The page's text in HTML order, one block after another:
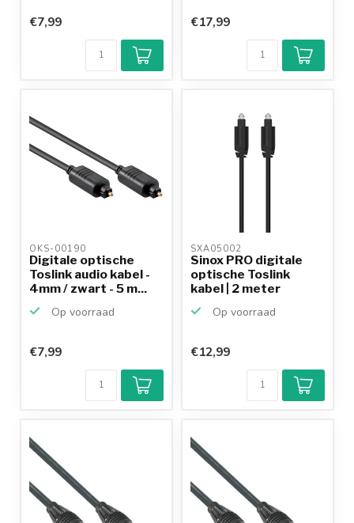
€7,99 €17,99
OKS-00190
Digitale optische
Toslink audio kabel -
4mm / zwart - 5 m...
Op voorraad
€7,99
SXA05002
Sinox PRO digitale
optische Toslink
kabel | 2 meter
Op voorraad
Klantenbeoordeling
9,2/10
Achteraf
betalen mogelijk
€12,99